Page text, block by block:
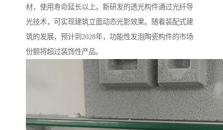
材，使用寿命延长以上。新研发的透光构件通过光纤导
光技术，可实现建筑立面动态光影效果。随着装配式建
筑的发展，预计到2028年，功能性发泡陶瓷构件的市场
份额将超过装饰性产品。